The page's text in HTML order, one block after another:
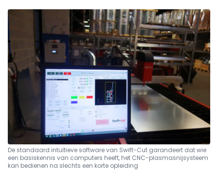
De standaard intuïtieve software van Swift-Cut garandeert dat wie
een basiskennis van computers heeft, het CNC-plasmasnijsysteem
kan bedienen na slechts een korte opleiding